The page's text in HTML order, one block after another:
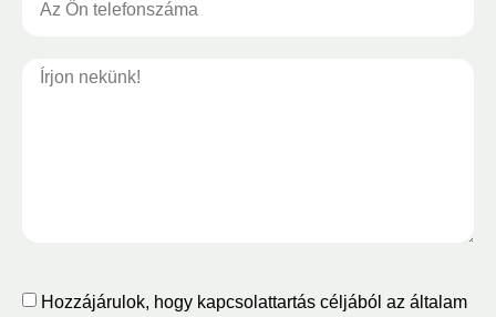
Hozzájárulok, hogy kapcsolattartás céljából az általam